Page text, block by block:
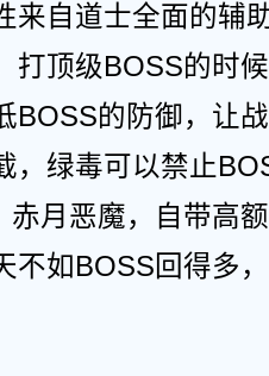
来自道士全面的辅
打顶级BOSS的时
的防御，让
，绿毒可以禁止
赤月恶魔，自带高
不如BOSS回得多